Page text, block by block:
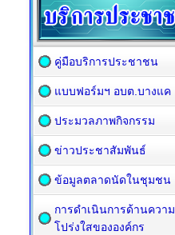
คู่มือบริการประชาชน
แบบฟอร์มฯ อบต.บางแค
ประมวลภาพกิจกรรม
ข่าวประชาสัมพันธ์
ข้อมูลตลาดนัดในชุมชน
การดำเนินการด้านความ
โปร่งใสขององค์กร